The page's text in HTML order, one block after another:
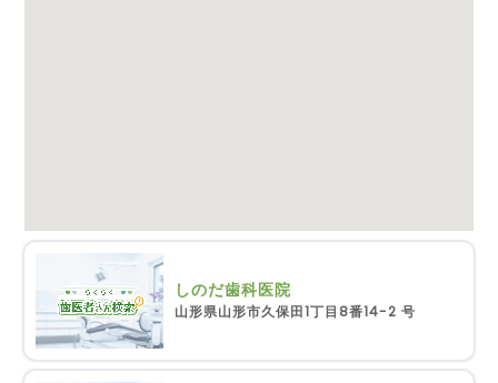
しのだ歯科医院
山形県山形市久保田1丁目8番14-2 号